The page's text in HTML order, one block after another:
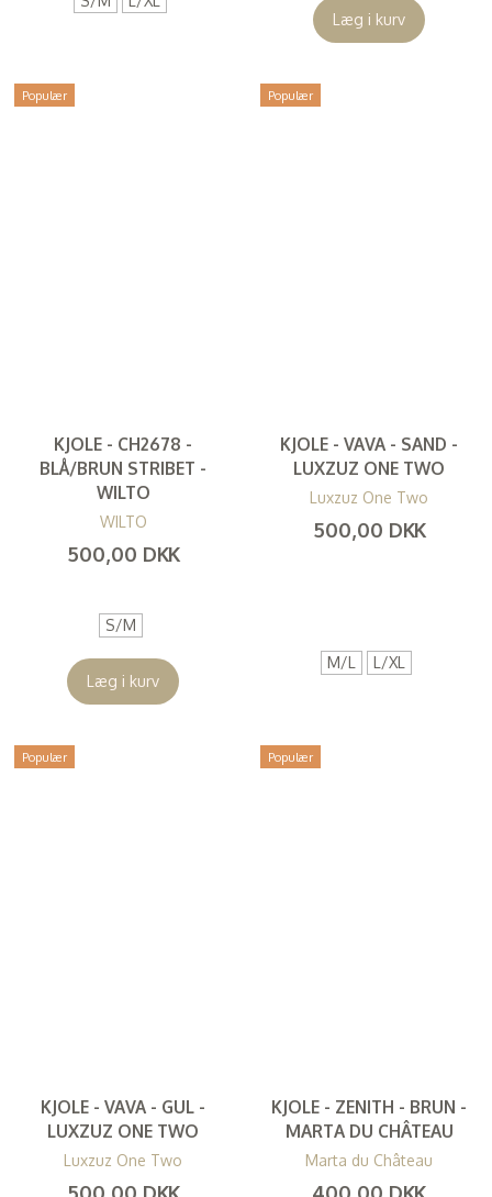
Læg i kurv
Populær
KJOLE - CH2678 -
BLÅ/BRUN STRIBET -
WILTO
WILTO
500,00 DKK
S/M
Læg i kurv
Populær
KJOLE - VAVA - SAND -
LUXZUZ ONE TWO
Luxzuz One Two
500,00 DKK
M/L L/XL
Populær
KJOLE - VAVA - GUL -
LUXZUZ ONE TWO
Luxzuz One Two
500,00 DKK
Populær
KJOLE - ZENITH - BRUN -
MARTA DU CHÂTEAU
Marta du Château
400,00 DKK